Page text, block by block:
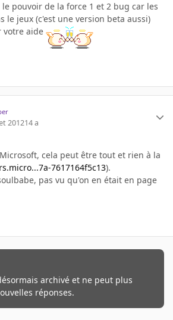
pouvoir de la force 1 et 2 bug car les
le jeux (c'est une version beta aussi)
votre aide
201214 a
cela peut être tout et rien à la
7617164f5c13).
pas vu qu'on en était en page
archivé et ne peut plus
réponses.